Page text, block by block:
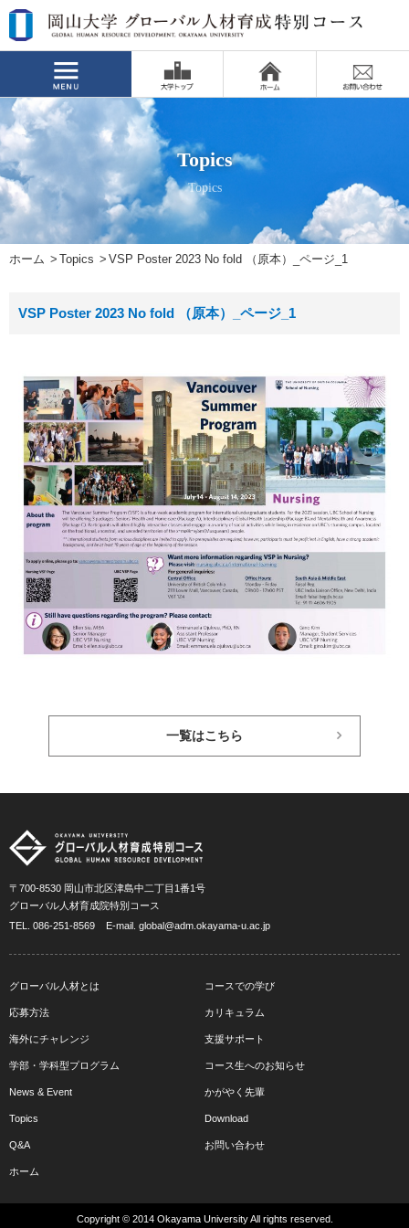
Topics
Topics
ホーム Topics VSP Poster 2023 No fold （原本）_ページ_1
VSP Poster 2023 No fold （原本）_ページ_1
一覧はこちら
〒700-8530 岡山市北区津島中二丁目1番1号
グローバル人材育成院特別コース
TEL. 086-251-8569 E-mail. global@adm.okayama-u.ac.jp
グローバル人材とは コースでの学び
応募方法 カリキュラム
海外にチャレンジ 支援サポート
学部・学科型プログラム コース生へのお知らせ
News & Event かがやく先輩
Topics Download
Q&A お問い合わせ
ホーム
Copyright © 2014 Okayama University All rights reserved.